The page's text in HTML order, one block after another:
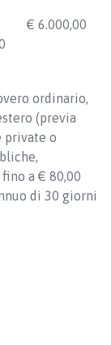
€ 6.000,00
ordinario,
(previa
private o
fino a € 80,00
di 30 giorni